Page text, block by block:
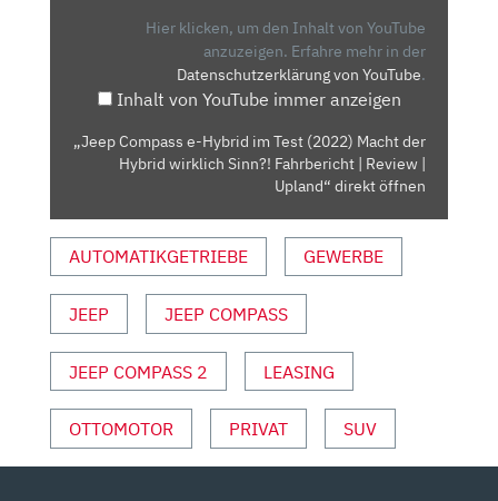
MACHT
HYBRID
FAHRBERICHT
REVIEW
VON
YOUTUBE
ANZEIGEN
Hier klicken, um den Inhalt von YouTube
anzuzeigen. Erfahre mehr in der
Datenschutzerklärung von YouTube.
Inhalt von YouTube immer anzeigen
„Jeep Compass e-Hybrid im Test (2022) Macht der
Hybrid wirklich Sinn?! Fahrbericht | Review |
Upland“ direkt öffnen
AUTOMATIKGETRIEBE GEWERBE
JEEP JEEP COMPASS
JEEP COMPASS 2 LEASING
OTTOMOTOR PRIVAT SUV